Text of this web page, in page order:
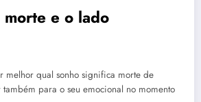
morte e o lado
melhor qual sonho significa morte de
para o seu emocional no momento